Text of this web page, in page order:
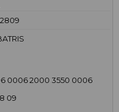
0006 2000 3550 0006
09